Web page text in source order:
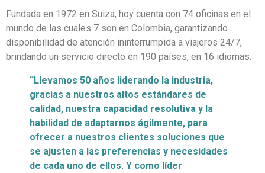
Fundada en 1972 en Suiza, hoy cuenta con 74 oficinas en el
mundo de las cuales 7 son en Colombia, garantizando
disponibilidad de atención ininterrumpida a viajeros 24/7,
brindando un servicio directo en 190 países, en 16 idiomas.
“Llevamos 50 años liderando la industria,
gracias a nuestros altos estándares de
calidad, nuestra capacidad resolutiva y la
habilidad de adaptarnos ágilmente, para
ofrecer a nuestros clientes soluciones que
se ajusten a las preferencias y necesidades
de cada uno de ellos. Y como líder